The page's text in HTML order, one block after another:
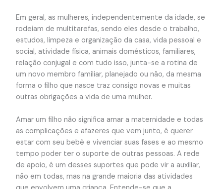
Em geral, as mulheres, independentemente da idade, se
rodeiam de multitarefas, sendo eles desde o trabalho,
estudos, limpeza e organização da casa, vida pessoal e
social, atividade física, animais domésticos, familiares,
relação conjugal e com tudo isso, junta-se a rotina de
um novo membro familiar, planejado ou não, da mesma
forma o filho que nasce traz consigo novas e muitas
outras obrigações a vida de uma mulher.
Amar um filho não significa amar a maternidade e todas
as complicações e afazeres que vem junto, é querer
estar com seu bebê e vivenciar suas fases e ao mesmo
tempo poder ter o suporte de outras pessoas. A rede
de apoio, é um desses suportes que pode vir a auxiliar,
não em todas, mas na grande maioria das atividades